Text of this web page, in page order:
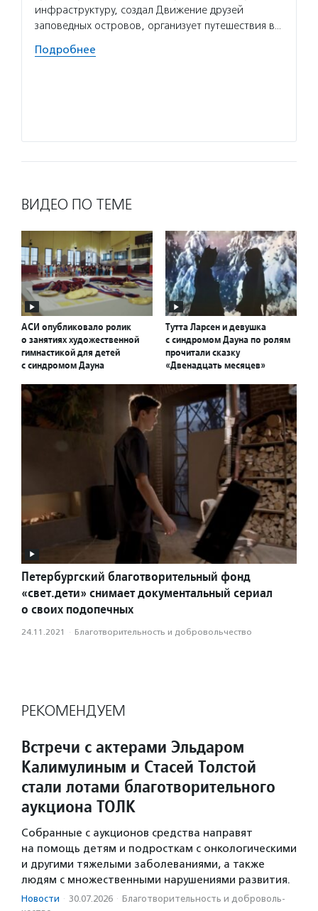
инфраструктуру, создал Движение друзей
заповедных островов, организует путешествия в…
Подробнее
ВИДЕО ПО ТЕМЕ
АСИ опубликовало ролик
о занятиях художественной
гимнастикой для детей
с синдромом Дауна
Тутта Ларсен и девушка
с синдромом Дауна по ролям
прочитали сказку
«Двенадцать месяцев»
Петербургский благотворительный фонд
«свет.дети» снимает документальный сериал
о своих подопечных
24.11.2021 · Благотвори­тель­ность и доброволь­чест­во
РЕКОМЕНДУЕМ
Встречи с актерами Эльдаром
Калимулиным и Стасей Толстой
стали лотами благотворительного
аукциона ТОЛК
Собранные с аукционов средства направят
на помощь детям и подросткам с онкологическими
и другими тяжелыми заболеваниями, а также
людям с множественными нарушениями развития.
Новости · 30.07.2026 · Благотвори­тель­ность и доброволь­